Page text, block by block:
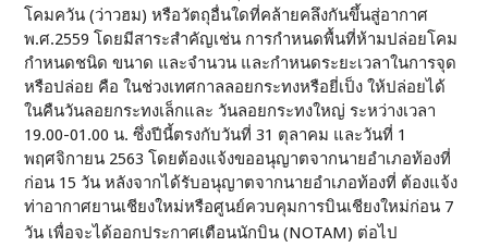
โคมควัน (ว่าวฮม) หรือวัตถุอื่นใดที่คล้ายคลึงกันขึ้นสู่อากาศ
พ.ศ.2559 โดยมีสาระสำคัญเช่น การกำหนดพื้นที่ห้ามปล่อยโคม
กำหนดชนิด ขนาด และจำนวน และกำหนดระยะเวลาในการจุด
หรือปล่อย คือ ในช่วงเทศกาลลอยกระทงหรือยี่เป็ง ให้ปล่อยได้
ในคืนวันลอยกระทงเล็กและ วันลอยกระทงใหญ่ ระหว่างเวลา
19.00-01.00 น. ซึ่งปีนี้ตรงกับวันที่ 31 ตุลาคม และวันที่ 1
พฤศจิกายน 2563 โดยต้องแจ้งขออนุญาตจากนายอำเภอท้องที่
ก่อน 15 วัน หลังจากได้รับอนุญาตจากนายอำเภอท้องที่ ต้องแจ้ง
ท่าอากาศยานเชียงใหม่หรือศูนย์ควบคุมการบินเชียงใหม่ก่อน 7
วัน เพื่อจะได้ออกประกาศเตือนนักบิน (NOTAM) ต่อไป